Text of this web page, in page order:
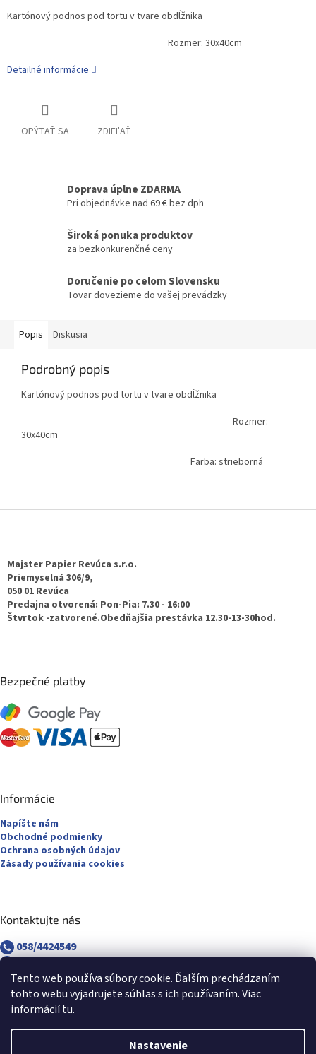
Tento web používa súbory cookie. Ďalším prechádzaním
tohto webu vyjadrujete súhlas s ich používaním. Viac
informáciítu.
Nastavenie
Kartónový podnos pod tortu v tvare obdĺžnika
Rozmer: 30x40cm
Detailné informácie
OPÝTAŤ SA ZDIEĽAŤ
Doprava úplne ZDARMA
Pri objednávke nad 69 € bez dph
Široká ponuka produktov
za bezkonkurenčné ceny
Doručenie po celom Slovensku
Tovar dovezieme do vašej prevádzky
Popis Diskusia
Podrobný popis
Kartónový podnos pod tortu v tvare obdĺžnika
Rozmer:
30x40cm
Farba: strieborná
Majster Papier Revúca s.r.o.
Priemyselná 306/9,
050 01 Revúca
Predajna otvorená: Pon-Pia: 7.30 - 16:00
Štvrtok -zatvorené.Obedňajšia prestávka 12.30-13-30hod.
Bezpečné platby
Informácie
Napíšte nám
Obchodné podmienky
Ochrana osobných údajov
Zásady používania cookies
Kontaktujte nás
058/4424549
revuca@majsterpapier.sk
Vytvoril Shoptet